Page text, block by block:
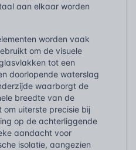
aan elkaar worden
worden vaak
om de visuele
tot een
doorlopende waterslag
waarborgt de
breedte van de
uiterste precisie bij
op de achterliggende
aandacht voor
isolatie, aangezien